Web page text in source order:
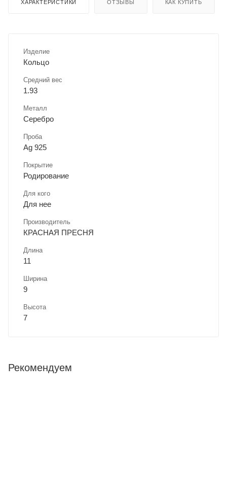
ХАРАКТЕРИСТИКИ ОТЗЫВЫ КАК КУПИТЬ
Изделие
Кольцо
Средний вес
1.93
Металл
Серебро
Проба
Ag 925
Покрытие
Родирование
Для кого
Для нее
Производитель
КРАСНАЯ ПРЕСНЯ
Длина
11
Ширина
9
Высота
7
Рекомендуем